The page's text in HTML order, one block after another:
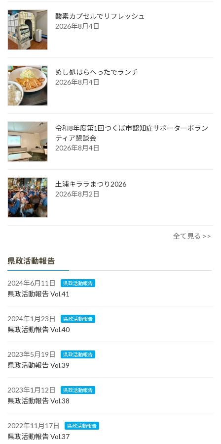
酸素カプセルでリフレッシュ
2026年8月4日
めし処はらへったでランチ
2026年8月4日
令和8年度第1回つくば市認知症サポーターボラン
ティア懇談会
2026年8月4日
土浦キララまつり2026
2026年8月2日
全て見る >>
県政活動報告
2024年6月11日 県政活動報告
県政活動報告 Vol.41
2024年1月23日 県政活動報告
県政活動報告 Vol.40
2023年5月19日 県政活動報告
県政活動報告 Vol.39
2023年1月12日 県政活動報告
県政活動報告 Vol.38
2022年11月17日 県政活動報告
県政活動報告 Vol.37